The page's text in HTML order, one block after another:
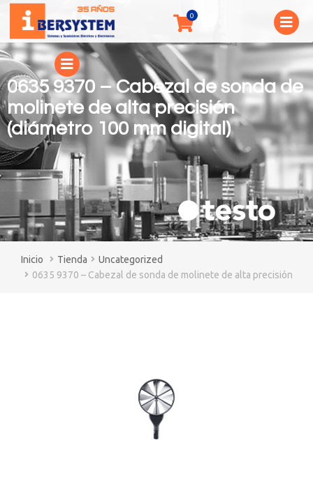
0635 9370 – Cabezal de sonda de
molinete de alta precisión
(diámetro 100 mm digital)
You are here:
Tienda
Uncategorized
0635 9370 – Cabezal de sonda de molinete de alta precisión